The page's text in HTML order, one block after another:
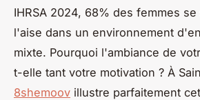
IHRSA 2024, 68% des femmes
l'aise dans un environnement
mixte. Pourquoi l'ambiance de
t-elle tant votre motivation ? À
8shemoov illustre parfaitement